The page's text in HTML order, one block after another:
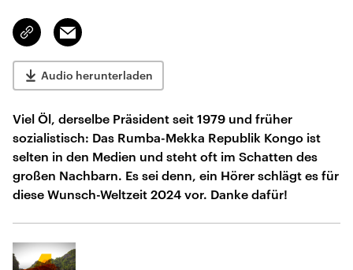
Link
kopieren/teilen
Email
Audio herunterladen
Viel Öl, derselbe Präsident seit 1979 und früher
sozialistisch: Das Rumba-Mekka Republik Kongo ist
selten in den Medien und steht oft im Schatten des
großen Nachbarn. Es sei denn, ein Hörer schlägt es für
diese Wunsch-Weltzeit 2024 vor. Danke dafür!